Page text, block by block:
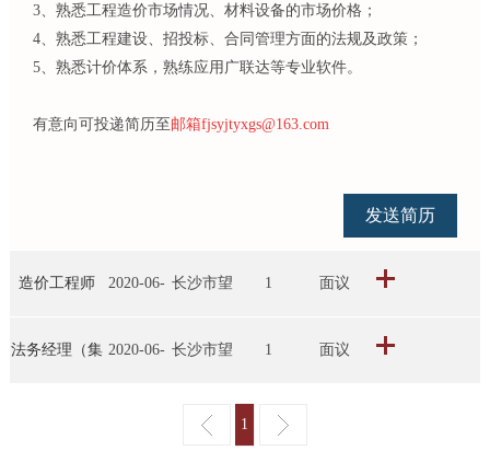
3、熟悉工程造价市场情况、材料设备的市场价格；
4、熟悉工程建设、招投标、合同管理方面的法规及政策；
5、熟悉计价体系，熟练应用广联达等专业软件。
有意向可投递简历至 邮箱fjsyjtyxgs@163.com
发送简历
造价工程师
（建筑公司）
2020-06-
29
长沙市望
城区
1 面议
法务经理（集 2020-06- 长沙市望
城区
1 面议
1